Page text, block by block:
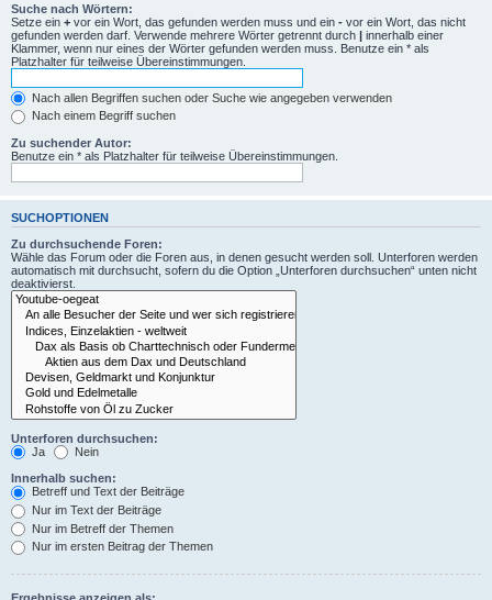
Suche nach Wörtern:
Setze ein + vor ein Wort, das gefunden werden muss und ein - vor ein Wort, das nicht
gefunden werden darf. Verwende mehrere Wörter getrennt durch | innerhalb einer
Klammer, wenn nur eines der Wörter gefunden werden muss. Benutze ein * als
Platzhalter für teilweise Übereinstimmungen.
Nach allen Begriffen suchen oder Suche wie angegeben verwenden
Nach einem Begriff suchen
Zu suchender Autor:
Benutze ein * als Platzhalter für teilweise Übereinstimmungen.
SUCHOPTIONEN
Zu durchsuchende Foren:
Wähle das Forum oder die Foren aus, in denen gesucht werden soll. Unterforen werden
automatisch mit durchsucht, sofern du die Option „Unterforen durchsuchen“ unten nicht
deaktivierst.
Unterforen durchsuchen:
Ja
Nein
Innerhalb suchen:
Betreff und Text der Beiträge
Nur im Text der Beiträge
Nur im Betreff der Themen
Nur im ersten Beitrag der Themen